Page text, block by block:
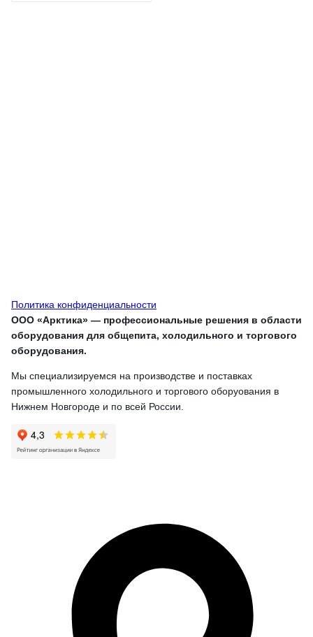
Политика конфиденциальности
ООО «Арктика» — профессиональные решения в области
оборудования для общепита, холодильного и торгового
оборудования.
Мы специализируемся на производстве и поставках
промышленного холодильного и торгового оборуования в
Нижнем Новгороде и по всей России.